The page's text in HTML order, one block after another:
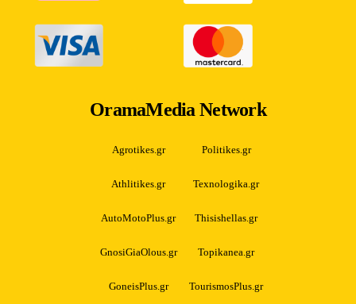
OramaMedia Network
Agrotikes.gr Politikes.gr
Athlitikes.gr Texnologika.gr
AutoMotoPlus.gr Thisishellas.gr
GnosiGiaOlous.gr Topikanea.gr
GoneisPlus.gr TourismosPlus.gr